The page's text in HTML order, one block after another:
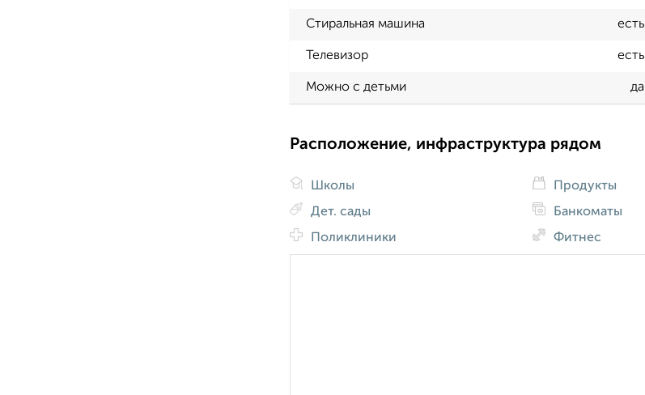
Стиральная машина есть
Телевизор есть
Можно с детьми да
Расположение, инфраструктура рядом
Школы
Дет. сады
Поликлиники
Продукты
Банкоматы
Фитнес